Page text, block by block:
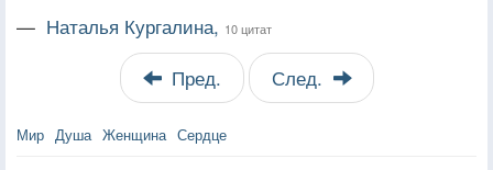
— Наталья Кургалина, 10 цитат
Пред. След.
Мир Душа Женщина Сердце